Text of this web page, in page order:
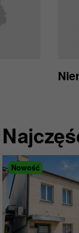
Nowość
Nowość